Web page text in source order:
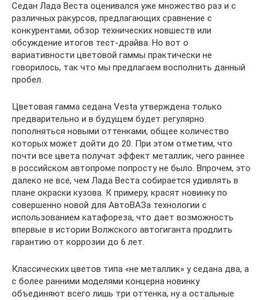
Седан Лада Веста оценивался уже множество раз и с
различных ракурсов, предлагающих сравнение с
конкурентами, обзор технических новшеств или
обсуждение итогов тест-драйва. Но вот о
вариативности цветовой гаммы практически не
говорилось, так что мы предлагаем восполнить данный
пробел.
Цветовая гамма седана Vesta утверждена только
предварительно и в будущем будет регулярно
пополняться новыми оттенками, общее количество
которых может дойти до 20. При этом отметим, что
почти все цвета получат эффект металлик, чего раннее
в российском автопроме попросту не было. Впрочем, это
далеко не все, чем Лада Веста собирается удивлять в
плане окраски кузова. К примеру, красят новинку по
совершенно новой для АвтоВАЗа технологии с
использованием катафореза, что дает возможность
впервые в истории Волжского автогиганта продлить
гарантию от коррозии до 6 лет.
Классических цветов типа «не металлик» у седана два, а
с более ранними моделями концерна новинку
объединяют всего лишь три оттенка, ну а остальные